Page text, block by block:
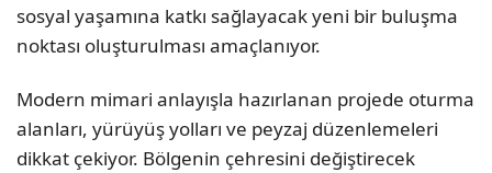
sosyal yaşamına katkı sağlayacak yeni bir buluşma
noktası oluşturulması amaçlanıyor.
Modern mimari anlayışla hazırlanan projede oturma
alanları, yürüyüş yolları ve peyzaj düzenlemeleri
dikkat çekiyor. Bölgenin çehresini değiştirecek